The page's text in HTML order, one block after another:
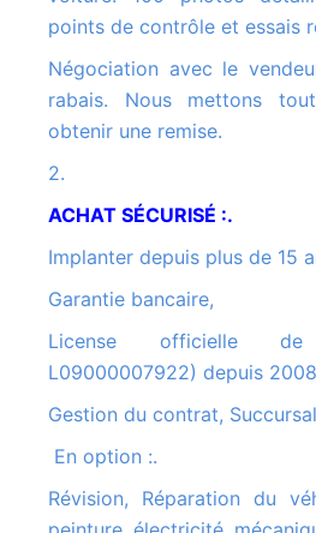
points de contrôle et essais
Négociation avec le vendeur afin d'obtenir un
rabais. Nous mettons
obtenir une remise.
2.
ACHAT SÉCURISÉ :.
Implanter depuis plus de 15
Garantie bancaire,
License officielle de garage (RN:
L09000007922) depuis
Gestion du contrat,
En option :.
Révision, Réparation du véhicule (carrosserie,